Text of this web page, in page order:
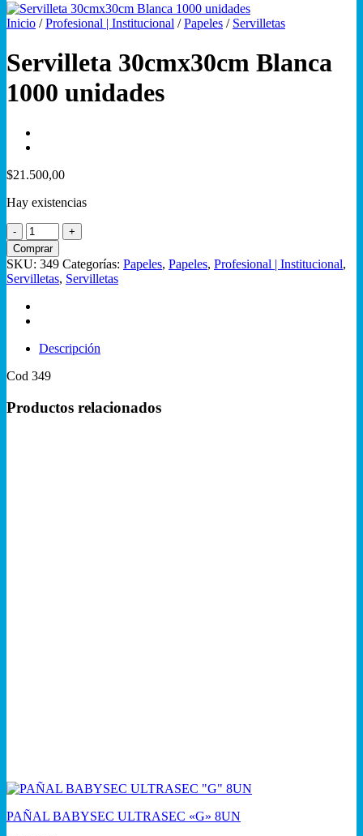
Inicio / Profesional | Institucional / Papeles / Servilletas
Servilleta 30cmx30cm Blanca
1000 unidades
$21.500,00
Hay existencias
Servilleta
30cmx30cm
Blanca
1000
unidades
cantidad
Comprar
SKU: 349 Categorías: Papeles, Papeles, Profesional | Institucional,
Servilletas, Servilletas
Descripción
Cod 349
Productos relacionados
PAÑAL BABYSEC ULTRASEC «G» 8UN